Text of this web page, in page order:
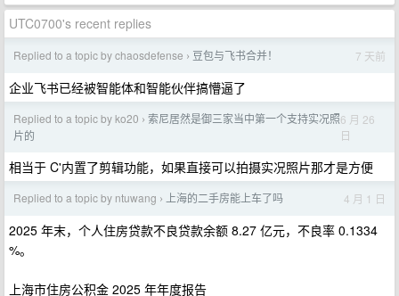
UTC0700's recent replies
Replied to a topic by chaosdefense › 豆包与飞书合并！ 7 天前
企业飞书已经被智能体和智能伙伴搞懵逼了
Replied to a topic by ko20 › 索尼居然是御三家当中第一个支持实况照
片的
6 月 26
日
相当于 C'内置了剪辑功能，如果直接可以拍摄实况照片那才是方便
Replied to a topic by ntuwang › 上海的二手房能上车了吗 4 月 1 日
2025 年末，个人住房贷款不良贷款余额 8.27 亿元，不良率 0.1334
%。
上海市住房公积金 2025 年年度报告